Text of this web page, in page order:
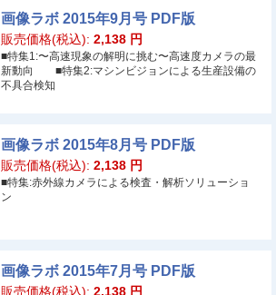
画像ラボ 2015年9月号 PDF版
販売価格(税込): 2,138 円
■特集1:〜高速現象の解明に挑む〜高速度カメラの最
新動向 ■特集2:マシンビジョンによる生産設備の
不具合検知
画像ラボ 2015年8月号 PDF版
販売価格(税込): 2,138 円
■特集:赤外線カメラによる検査・解析ソリューショ
ン
画像ラボ 2015年7月号 PDF版
販売価格(税込): 2,138 円